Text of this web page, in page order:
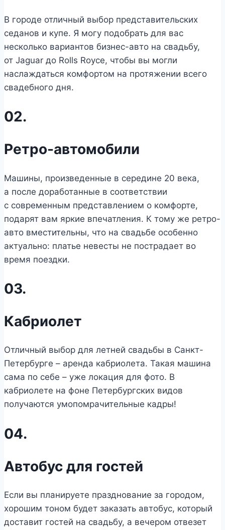
В городе отличный выбор представительских
седанов и купе. Я могу подобрать для вас
несколько вариантов бизнес-авто на свадьбу,
от Jaguar до Rolls Royce, чтобы вы могли
наслаждаться комфортом на протяжении всего
свадебного дня.
02.
Ретро-автомобили
Машины, произведенные в середине 20 века,
а после доработанные в соответствии
с современным представлением о комфорте,
подарят вам яркие впечатления. К тому же ретро-
авто вместительны, что на свадьбе особенно
актуально: платье невесты не пострадает во
время поездки.
03.
Кабриолет
Отличный выбор для летней свадьбы в Санкт-
Петербурге – аренда кабриолета. Такая машина
сама по себе – уже локация для фото. В
кабриолете на фоне Петербургских видов
получаются умопомрачительные кадры!
04.
Автобус для гостей
Если вы планируете празднование за городом,
хорошим тоном будет заказать автобус, который
доставит гостей на свадьбу, а вечером отвезет